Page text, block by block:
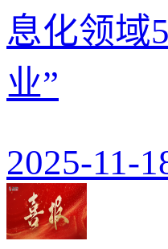
息化领域
业”
2025-11-